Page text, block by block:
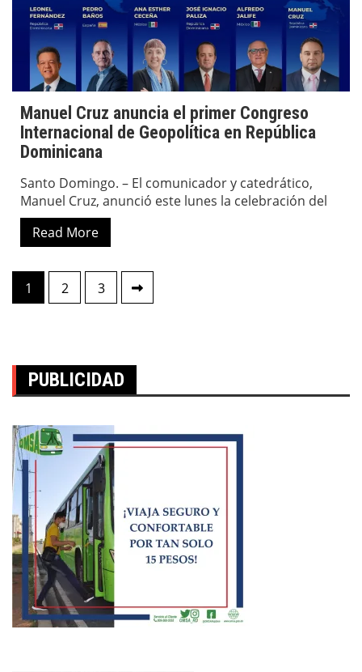
Manuel Cruz anuncia el primer Congreso
Internacional de Geopolítica en República
Dominicana
Santo Domingo. – El comunicador y catedrático,
Manuel Cruz, anunció este lunes la celebración del
Read More
Paginación
de
1 2 3
PUBLICIDAD